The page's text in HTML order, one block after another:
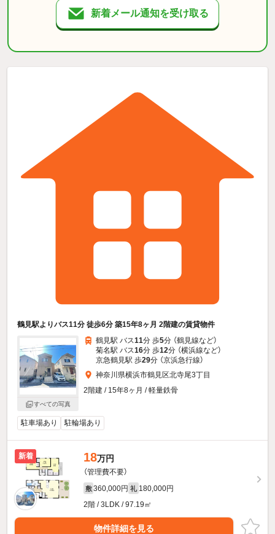
新着メール通知を受け取る
鶴見駅よりバス11分 徒歩6分 築15年8ヶ月 2階建の賃貸物件
すべての写真
鶴見駅 バス11分 歩5分 （鶴見線など）
菊名駅 バス16分 歩12分 （横浜線など）
京急鶴見駅 歩29分 （京浜急行線）
神奈川県横浜市鶴見区北寺尾3丁目
2階建 / 15年8ヶ月 / 軽量鉄骨
駐車場あり 駐輪場あり
新着 18万円
（管理費不要）
敷 360,000円 礼 180,000円
2階 / 3LDK / 97.19㎡
物件詳細を見る